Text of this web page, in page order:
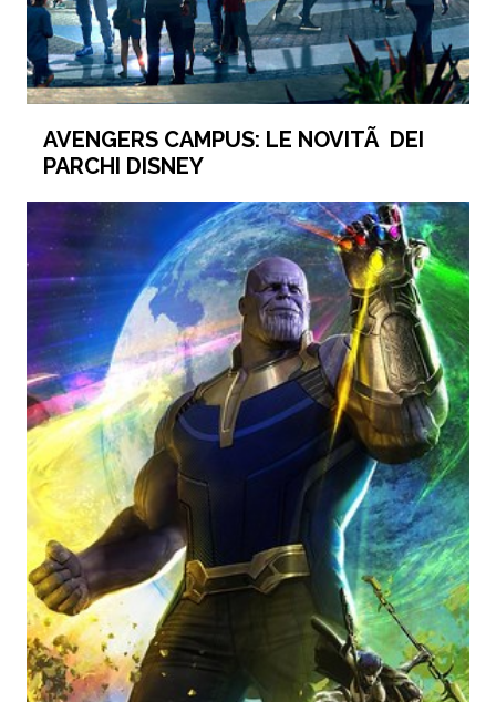
AVENGERS CAMPUS: LE NOVITÃ DEI
PARCHI DISNEY